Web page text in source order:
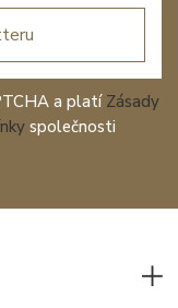
a platí Zásady
společnosti